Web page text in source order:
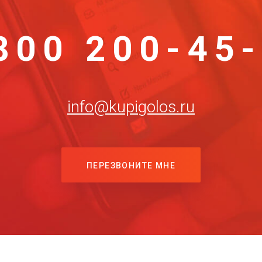
200-
info@kupigolos.ru
ПЕРЕЗВОНИТЕ МНЕ